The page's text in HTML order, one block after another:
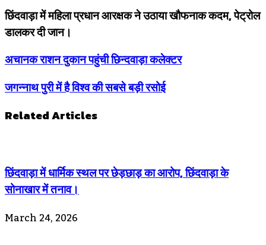
छिंदवाड़ा में महिला प्रधान आरक्षक ने उठाया खौफनाक कदम, पेट्रोल
डालकर दी जान।
अचानक राशन दुकान पहुंची छिन्दवाड़ा कलेक्टर
जगन्नाथ पुरी में है विश्व की सबसे बड़ी रसोई
Related Articles
छिंदवाड़ा में धार्मिक स्थल पर छेड़छाड़ का आरोप, छिंदवाड़ा के
सोनाखार में तनाव।
March 24, 2026